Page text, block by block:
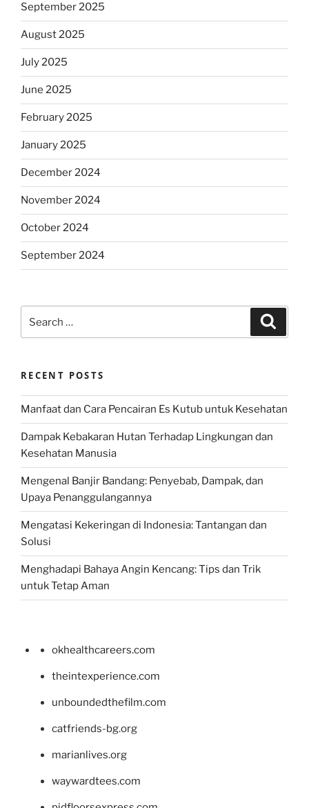
September 2025
August 2025
July 2025
June 2025
February 2025
January 2025
December 2024
November 2024
October 2024
September 2024
for:
RECENT POSTS
Manfaat dan Cara Pencairan Es Kutub untuk Kesehatan
Dampak Kebakaran Hutan Terhadap Lingkungan dan
Kesehatan Manusia
Mengenal Banjir Bandang: Penyebab, Dampak, dan
Upaya Penanggulangannya
Mengatasi Kekeringan di Indonesia: Tantangan dan
Solusi
Menghadapi Bahaya Angin Kencang: Tips dan Trik
untuk Tetap Aman
okhealthcareers.com
theintexperience.com
unboundedthefilm.com
catfriends-bg.org
marianlives.org
waywardtees.com